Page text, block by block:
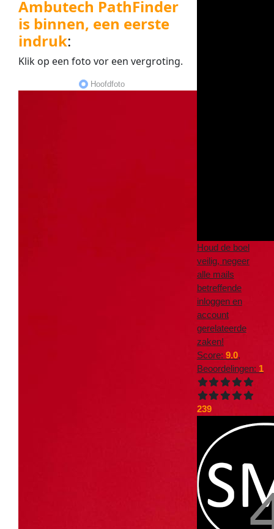
Ambutech PathFinder
is binnen, een eerste
indruk:
Klik op eenfoto vor eenvergroting.
Hoofdfoto
Houd de boel
veilig, negeer
alle mails
betreffende
inloggen en
account
gerelateerde
zaken!
Score: 9.0,
Beoordelingen: 1
239